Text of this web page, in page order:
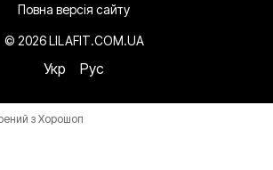
Повна версія сайту
© 2026 LILAFIT.COM.UA
Укр Рус
з Хорошоп